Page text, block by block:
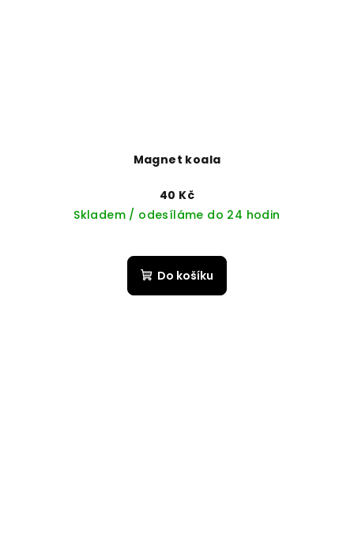
Magnet koala
40 Kč
Skladem / odesíláme do 24 hodin
Do košíku